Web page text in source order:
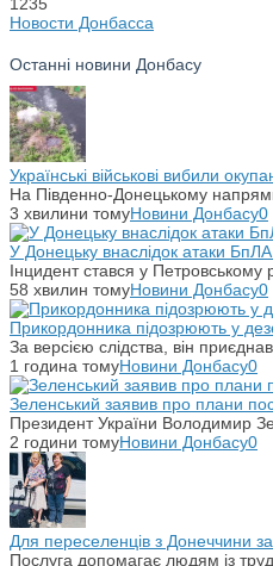
Новости Донбасса
Останні новини Донбасу
Українські військові вибили
На Південно-Донецькому
3 хвилини томуНовини Донбасу0
У Донецьку внаслідок атаки
Інцидент стався у
58 хвилин томуНовини Донбасу0
Прикордонника підозрюють у
За версією слідства, він
1 година томуНовини Донбасу0
Зеленський заявив про плани
Президент України Володимир
2 години томуНовини Донбасу0
Для переселенців з Донеччини
Послуга допомагає людям із